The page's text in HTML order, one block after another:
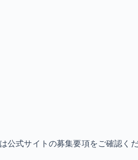
公式サイトの募集要項をご確認くだ